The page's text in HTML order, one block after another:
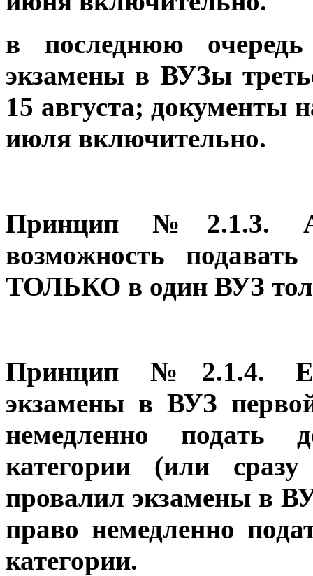
в последнюю очередь
экзамены в ВУЗы
15 августа; документы
июля включительно.
Принцип №2.1.3.
возможность
ТОЛЬКО в один ВУЗ
Принцип №2.1.4.
экзамены в ВУЗ
немедленно
категории (или
провалил экзамены в
право немедленно
категории.